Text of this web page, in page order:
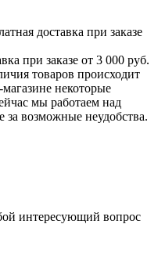
доставка при заказе
при заказе от 3 000 руб.
товаров происходит
некоторые
мы работаем над
за возможные неудобства.
интересующий вопрос